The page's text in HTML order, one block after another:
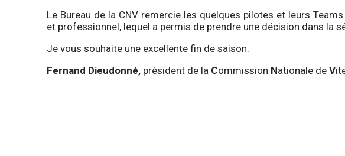
Le Bureau de la CNV remercie les quelques pilotes et leurs
et professionnel, lequel a permis de prendre une décision dans la
Je vous souhaite une excellente fin de saison.
Fernand Dieudonné, président de la Commission Nationale de V